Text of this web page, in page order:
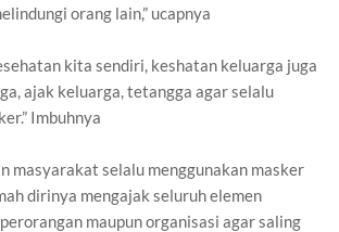
orang lain,” ucapnya
kita sendiri, keshatan keluarga juga
ajak keluarga, tetangga agar selalu
Imbuhnya
masyarakat selalu menggunakan masker
dirinya mengajak seluruh elemen
maupun organisasi agar saling